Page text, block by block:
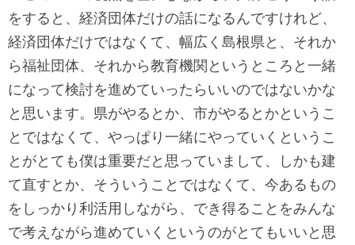
をすると、経済団体だけの話になるんですけれど、
経済団体だけではなくて、幅広く島根県と、それか
ら福祉団体、それから教育機関というところと一緒
になって検討を進めていったらいいのではないかな
と思います。県がやるとか、市がやるとかというこ
とではなくて、やっぱり一緒にやっていくというこ
とがとても僕は重要だと思っていまして、しかも建
て直すとか、そういうことではなくて、今あるもの
をしっかり利活用しながら、でき得ることをみんな
で考えながら進めていくというのがとてもいいと思